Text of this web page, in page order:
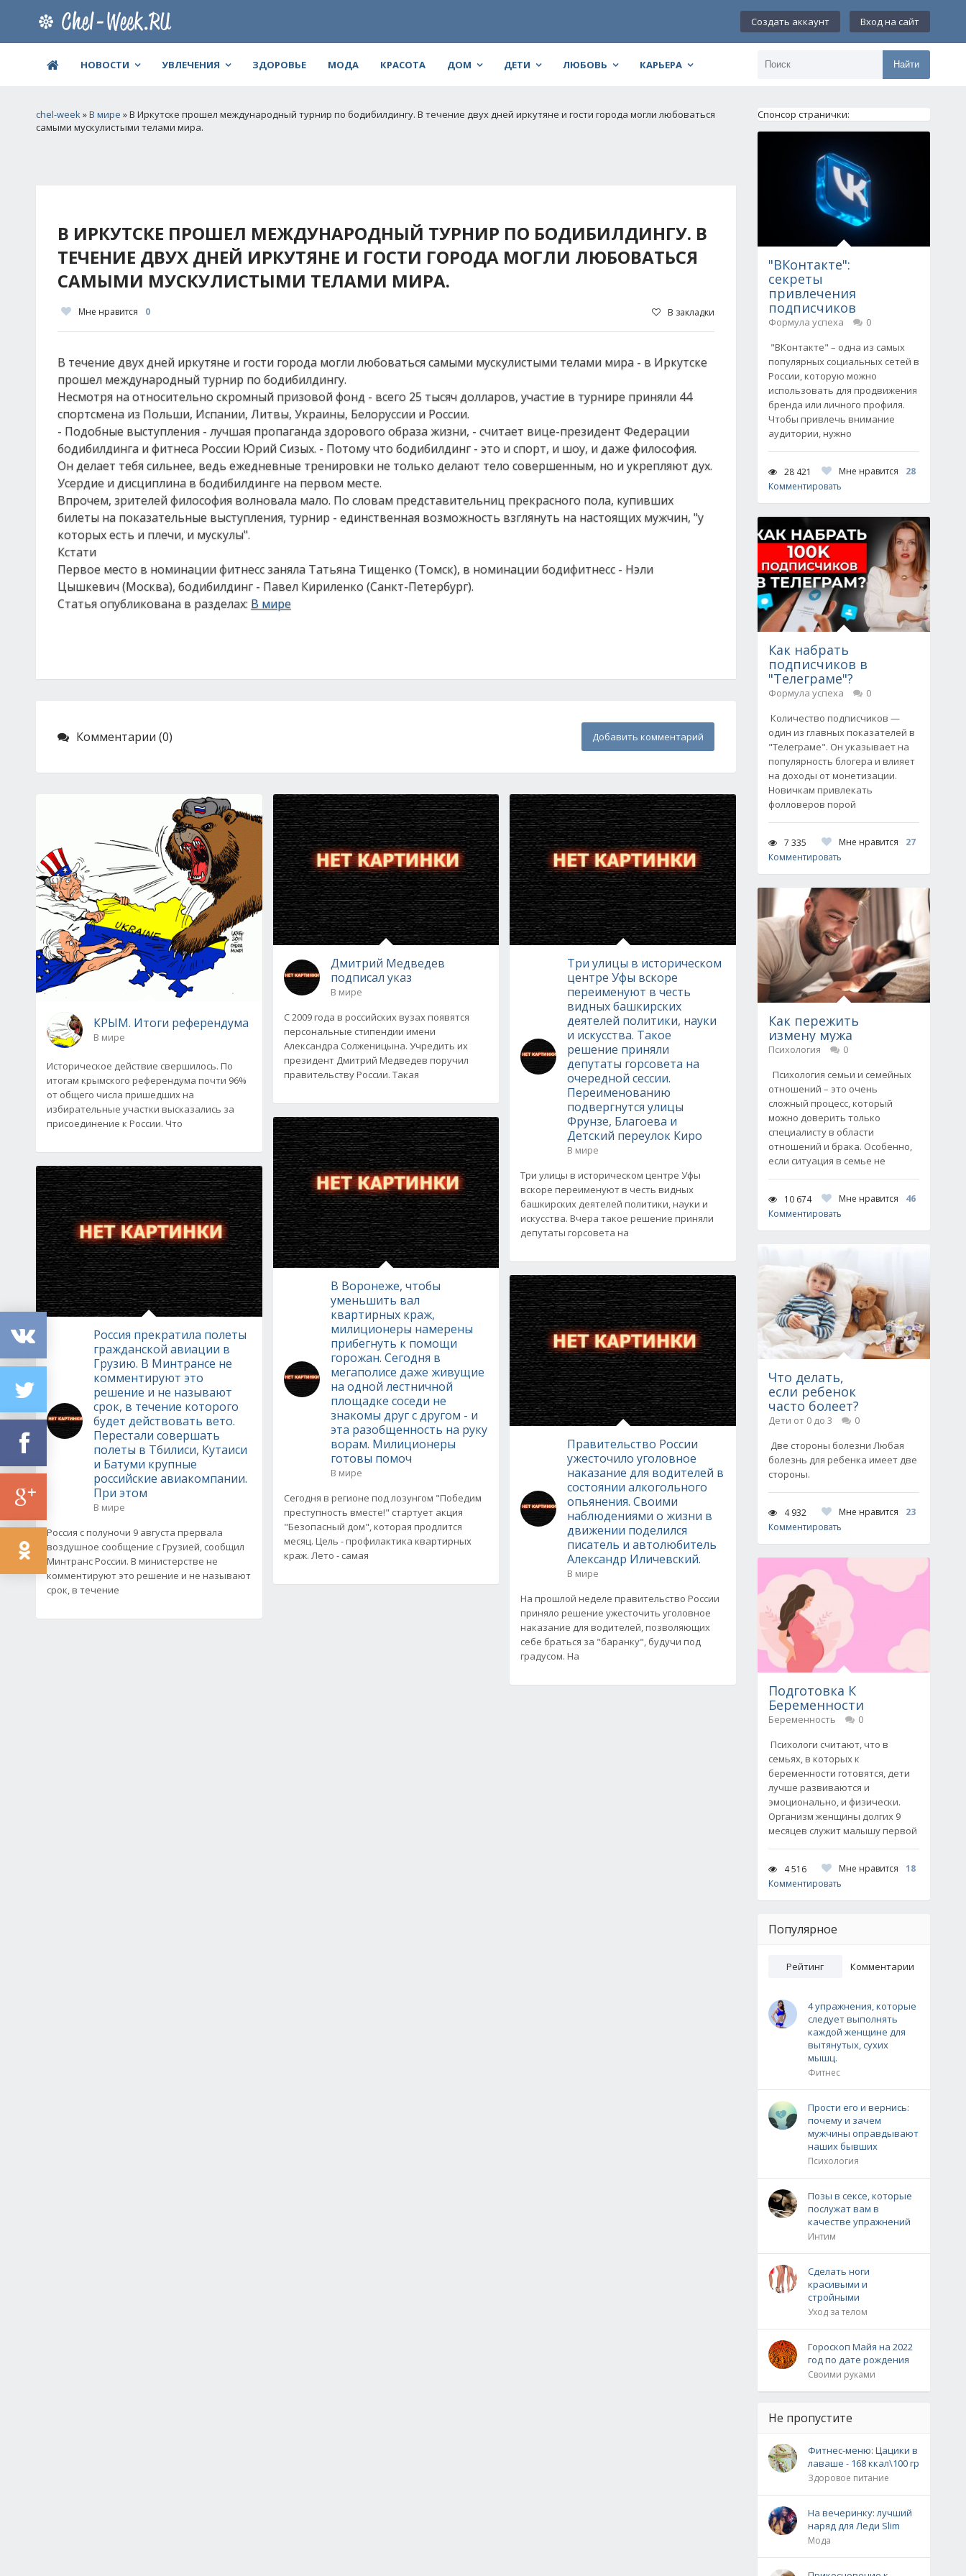
Создать аккаунт Вход на сайт
НОВОСТИ УВЛЕЧЕНИЯ ЗДОРОВЬЕ МОДА КРАСОТА ДОМ ДЕТИ ЛЮБОВЬ КАРЬЕРА Найти
chel-week»В мире » В Иркутске прошел международный турнир по бодибилдингу. В течение двух дней иркутяне и гости города могли любоваться
самыми мускулистыми телами мира.
В ИРКУТСКЕ ПРОШЕЛ МЕЖДУНАРОДНЫЙ ТУРНИР ПО БОДИБИЛДИНГУ. В
ТЕЧЕНИЕ ДВУХ ДНЕЙ ИРКУТЯНЕ И ГОСТИ ГОРОДА МОГЛИ ЛЮБОВАТЬСЯ
САМЫМИ МУСКУЛИСТЫМИ ТЕЛАМИ МИРА.
Мне нравится 0 В закладки
В течение двух дней иркутяне и гости города могли любоваться самыми мускулистыми телами мира - в Иркутске
прошел международный турнир по бодибилдингу.
Несмотря на относительно скромный призовой фонд - всего 25 тысяч долларов, участие в турнире приняли 44
спортсмена из Польши, Испании, Литвы, Украины, Белоруссии и России.
- Подобные выступления - лучшая пропаганда здорового образа жизни, - считает вице-президент Федерации
бодибилдинга и фитнеса России Юрий Сизых. - Потому что бодибилдинг - это и спорт, и шоу, и даже философия.
Он делает тебя сильнее, ведь ежедневные тренировки не только делают тело совершенным, но и укрепляют дух.
Усердие и дисциплина в бодибилдинге на первом месте.
Впрочем, зрителей философия волновала мало. По словам представительниц прекрасного пола, купивших
билеты на показательные выступления, турнир - единственная возможность взглянуть на настоящих мужчин, "у
которых есть и плечи, и мускулы".
Кстати
Первое место в номинации фитнесс заняла Татьяна Тищенко (Томск), в номинации бодифитнесс - Нэли
Цышкевич (Москва), бодибилдинг - Павел Кириленко (Санкт-Петербург).
Статья опубликована в разделах: В мире
Комментарии (0) Добавить комментарий
КРЫМ. Итоги референдума
В мире
Историческое действие свершилось. По
итогам крымского референдума почти 96%
от общего числа пришедших на
избирательные участки высказались за
присоединение к России. Что
Россия прекратила полеты
гражданской авиации в
Грузию. В Минтрансе не
комментируют это
решение и не называют
срок, в течение которого
будет действовать вето.
Перестали совершать
полеты в Тбилиси, Кутаиси
и Батуми крупные
российские авиакомпании.
При этом
В мире
Россия с полуночи 9 августа прервала
воздушное сообщение с Грузией, сообщил
Минтранс России. В министерстве не
комментируют это решение и не называют
срок, в течение
Дмитрий Медведев
подписал указ
В мире
С 2009 года в российских вузах появятся
персональные стипендии имени
Александра Солженицына. Учредить их
президент Дмитрий Медведев поручил
правительству России. Такая
В Воронеже, чтобы
уменьшить вал
квартирных краж,
милиционеры намерены
прибегнуть к помощи
горожан. Сегодня в
мегаполисе даже живущие
на одной лестничной
площадке соседи не
знакомы друг с другом - и
эта разобщенность на руку
ворам. Милиционеры
готовы помоч
В мире
Сегодня в регионе под лозунгом "Победим
преступность вместе!" стартует акция
"Безопасный дом", которая продлится
месяц. Цель - профилактика квартирных
краж. Лето - самая
Три улицы в историческом
центре Уфы вскоре
переименуют в честь
видных башкирских
деятелей политики, науки
и искусства. Такое
решение приняли
депутаты горсовета на
очередной сессии.
Переименованию
подвергнутся улицы
Фрунзе, Благоева и
Детский переулок Киро
В мире
Три улицы в историческом центре Уфы
вскоре переименуют в честь видных
башкирских деятелей политики, науки и
искусства. Вчера такое решение приняли
депутаты горсовета на
Правительство России
ужесточило уголовное
наказание для водителей в
состоянии алкогольного
опьянения. Своими
наблюдениями о жизни в
движении поделился
писатель и автолюбитель
Александр Иличевский.
В мире
На прошлой неделе правительство России
приняло решение ужесточить уголовное
наказание для водителей, позволяющих
себе браться за "баранку", будучи под
градусом. На
Спонсор странички:
"ВКонтакте":
секреты
привлечения
подписчиков
Формула успеха
0
"ВКонтакте" – одна из самых
популярных социальных сетей в
России, которую можно
использовать для продвижения
бренда или личного профиля.
Чтобы привлечь внимание
аудитории, нужно
28 421 Мне нравится
28
Комментировать
Как набрать
подписчиков в
"Телеграме"?
Формула успеха
0
Количество подписчиков —
один из главных показателей в
"Телеграме". Он указывает на
популярность блогера и влияет
на доходы от монетизации.
Новичкам привлекать
фолловеров порой
7 335 Мне нравится
27
Комментировать
Как пережить
измену мужа
Психология
0
Психология семьи и семейных
отношений – это очень
сложный процесс, который
можно доверить только
специалисту в области
отношений и брака. Особенно,
если ситуация в семье не
10 674 Мне нравится
46
Комментировать
Что делать,
если ребенок
часто болеет?
Дети от 0 до 3
0
Две стороны болезни Любая
болезнь для ребенка имеет две
стороны.
4 932 Мне нравится
23
Комментировать
Подготовка К
Беременности
Беременность
0
Психологи считают, что в
семьях, в которых к
беременности готовятся, дети
лучше развиваются и
эмоционально, и физически.
Организм женщины долгих 9
месяцев служит малышу первой
4 516 Мне нравится
18
Комментировать
Популярное
Рейтинг Комментарии
4 упражнения, которые
следует выполнять
каждой женщине для
вытянутых, сухих
мышц.
Фитнес
Прости его и вернись:
почему и зачем
мужчины оправдывают
наших бывших
Психология
Позы в сексе, которые
послужат вам в
качестве упражнений
Интим
Сделать ноги
красивыми и
стройными
Уход за телом
Гороскоп Майя на 2022
год по дате рождения
Своими руками
Не пропустите
Фитнес-меню: Цацики в
лаваше - 168 ккал\100 гр
Здоровое питание
На вечеринку: лучший
наряд для Леди Slim
Мода